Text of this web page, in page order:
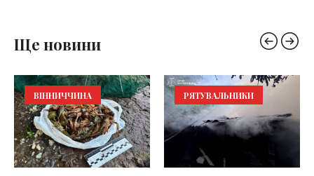
Ще новини
ВІННИЧЧИНА РЯТУВАЛЬНИКИ